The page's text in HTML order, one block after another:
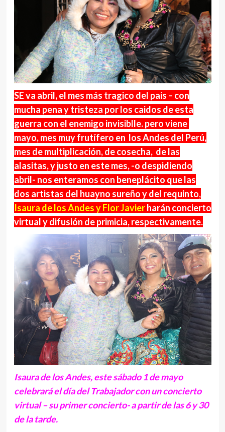
SE va abril, el mes más tragico del pais – con
mucha pena y tristeza por los caidos de esta
guerra con el enemigo invisiblle. pero viene
mayo, mes muy frutífero en los Andes del Perú,
mes de multiplicación, de cosecha, de las
alasitas, y justo en este mes, -o despidiendo
abril- nos enteramos con beneplácito que las
dos artistas del huayno sureño y del requinto,
Isaura de los Andes y Flor Javierharán concierto
virtual y difusión de primicia, respectivamente.
Isaura de los Andes, este sábado 1 de mayo
celebrará el día del Trabajador con un concierto
virtual – su primer concierto- a partir de las 6 y 30
de la tarde.